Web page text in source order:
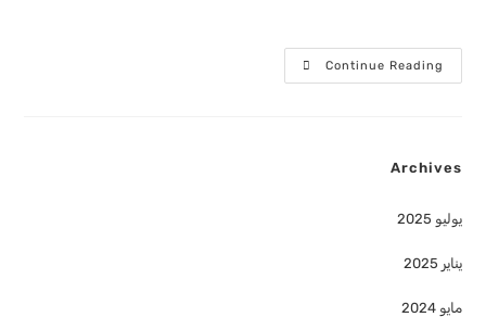
Continue Reading
Archives
يوليو 2025
يناير 2025
مايو 2024